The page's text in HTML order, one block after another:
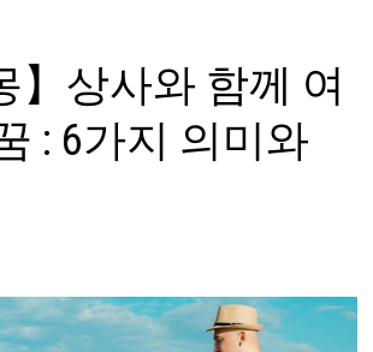
】상사와 함께 여
: 6가지 의미와